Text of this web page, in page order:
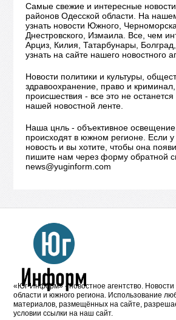
Самые свежие и интересные
районов Одесской области. На
узнать новости Южного,
Днестровского, Измаила. Все, чем
Арциз, Килия, Татарбунары,
узнать на сайте нашего новостного
Новости политики и культуры,
здравоохранение, право и
происшествия - все это не
нашей новостной ленте.
Наша цнль - объективное
происходят в южном регионе. Если у
новость и вы хотите, чтобы она
пишите нам через форму обратной
news@yuginform.com
«Юг-Информ» - новостное агентство. Новости
области и южного региона. Использование
материалов, размещённых на сайте,
условии ссылки на наш сайт.